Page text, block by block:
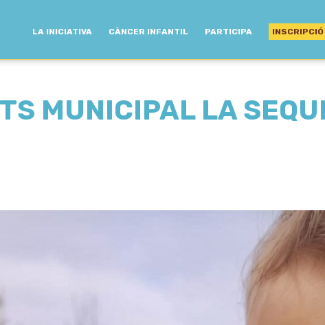
LA INICIATIVA CÀNCER INFANTIL PARTICIPA INSCRIPCIÓ
MUNICIPAL LA